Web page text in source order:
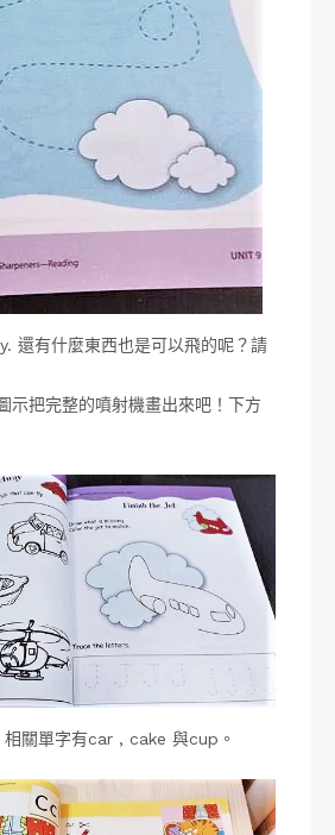
還有什麼東西也是可以飛的呢？請
示把完整的噴射機畫出來吧！下方
關單字有car , cake 與cup。